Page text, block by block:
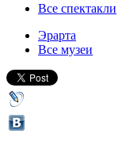
Все спектакли
Эрарта
Все музеи